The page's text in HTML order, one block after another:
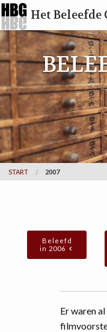
Het Beleefde
ACTIVITEITEN
BERICHTEN
TOVERBERG
KUNSTENAARS
INFO
START 2007
Beleefd
in 2006
Er waren